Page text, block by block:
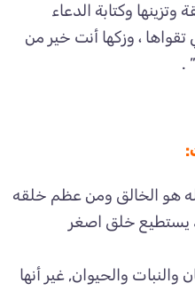
وكتابة الدعاء
، وزكها أنت خير من
.
هو الخالق ومن عظم خلقه
يستطيع خلق اصغر
والحيوان, غير أنها